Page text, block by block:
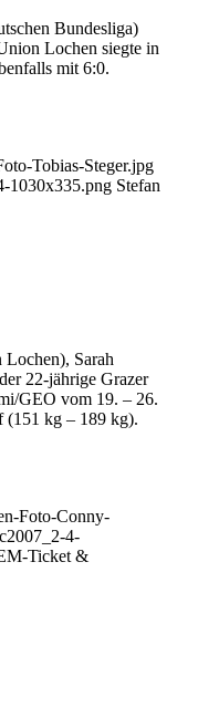
Bundesliga)
Lochen siegte in
mit 6:0.
Tobias-Steger.jpg
1030x335.png Stefan
Sarah
22-jährige Grazer
GEO vom 19. – 26.
(151 kg – 189 kg).
Foto-Conny-
4-
Ticket &